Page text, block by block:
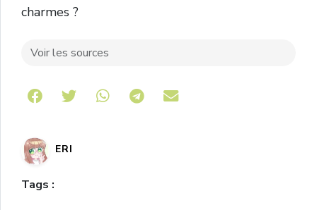
charmes ?
Voir les sources
Share on Telegram
ERI
Tags :